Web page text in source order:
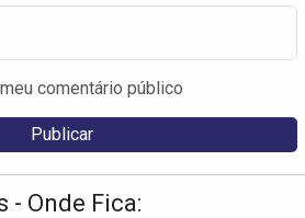
comentário público
- Onde Fica: